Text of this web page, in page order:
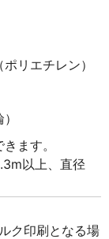
リエチレン）
ます。
以上、直径
ク印刷となる場